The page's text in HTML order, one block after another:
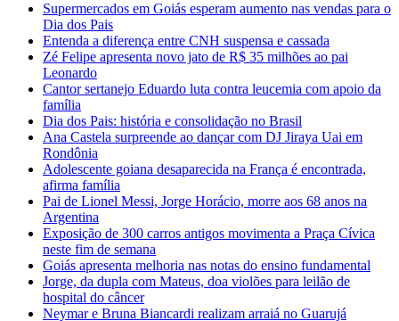
Supermercados em Goiás esperam aumento nas vendas para o
Dia dos Pais
Entenda a diferença entre CNH suspensa e cassada
Zé Felipe apresenta novo jato de R$ 35 milhões ao pai
Leonardo
Cantor sertanejo Eduardo luta contra leucemia com apoio da
família
Dia dos Pais: história e consolidação no Brasil
Ana Castela surpreende ao dançar com DJ Jiraya Uai em
Rondônia
Adolescente goiana desaparecida na França é encontrada,
afirma família
Pai de Lionel Messi, Jorge Horácio, morre aos 68 anos na
Argentina
Exposição de 300 carros antigos movimenta a Praça Cívica
neste fim de semana
Goiás apresenta melhoria nas notas do ensino fundamental
Jorge, da dupla com Mateus, doa violões para leilão de
hospital do câncer
Neymar e Bruna Biancardi realizam arraiá no Guarujá